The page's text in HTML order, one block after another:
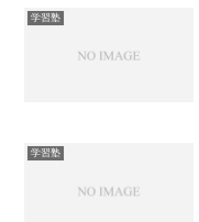
学習塾
学習塾